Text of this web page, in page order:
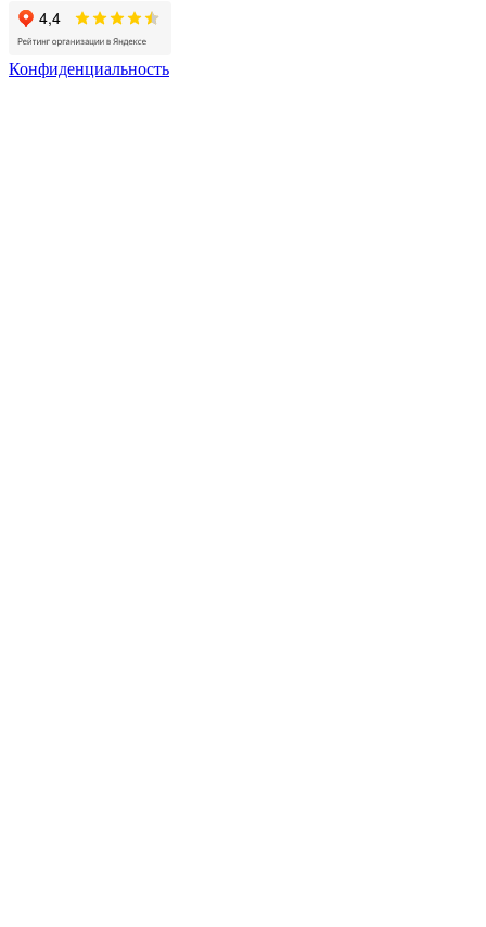
Конфиденциальность